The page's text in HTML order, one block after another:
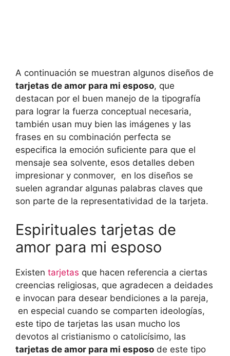
A continuación se muestran algunos diseños de
tarjetas de amor para mi esposo, que
destacan por el buen manejo de la tipografía
para lograr la fuerza conceptual necesaria,
también usan muy bien las imágenes y las
frases en su combinación perfecta se
especifica la emoción suficiente para que el
mensaje sea solvente, esos detalles deben
impresionar y conmover, en los diseños se
suelen agrandar algunas palabras claves que
son parte de la representatividad de la tarjeta.
Espirituales tarjetas de
amor para mi esposo
Existen tarjetas que hacen referencia a ciertas
creencias religiosas, que agradecen a deidades
e invocan para desear bendiciones a la pareja,
en especial cuando se comparten ideologías,
este tipo de tarjetas las usan mucho los
devotos al cristianismo o catolicísimo, las
tarjetas de amor para mi esposo de este tipo